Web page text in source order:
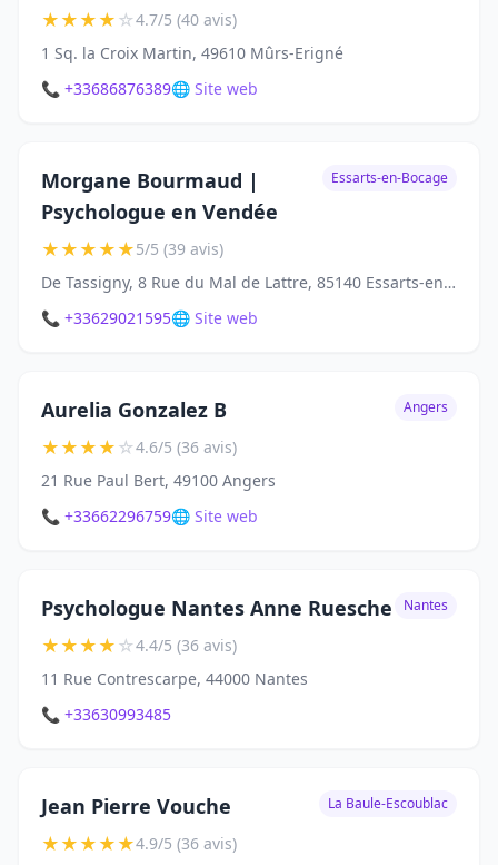
★★★★☆4.7/5 (40 avis)
1 Sq. la Croix Martin, 49610 Mûrs-Erigné
📞 +33686876389🌐 Site web
Morgane Bourmaud |
Psychologue en Vendée
Essarts-en-Bocage
★★★★★5/5 (39 avis)
De Tassigny, 8 Rue du Mal de Lattre, 85140 Essarts-en-Bocage
📞 +33629021595🌐 Site web
Aurelia Gonzalez B Angers
★★★★☆4.6/5 (36 avis)
21 Rue Paul Bert, 49100 Angers
📞 +33662296759🌐 Site web
Psychologue Nantes Anne Ruesche Nantes
★★★★☆4.4/5 (36 avis)
11 Rue Contrescarpe, 44000 Nantes
📞 +33630993485
Jean Pierre Vouche La Baule-Escoublac
★★★★★4.9/5 (36 avis)